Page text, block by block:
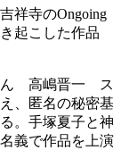
祥寺のOngoing
起こした作品
ん 高嶋晋一 ス
、匿名の秘密基
。手塚夏子と神
義で作品を上演